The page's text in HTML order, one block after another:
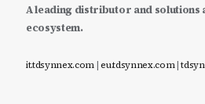
A leading distributor and
ecosystem.
it.tdsynnex.com|eu.tdsynnex.com|